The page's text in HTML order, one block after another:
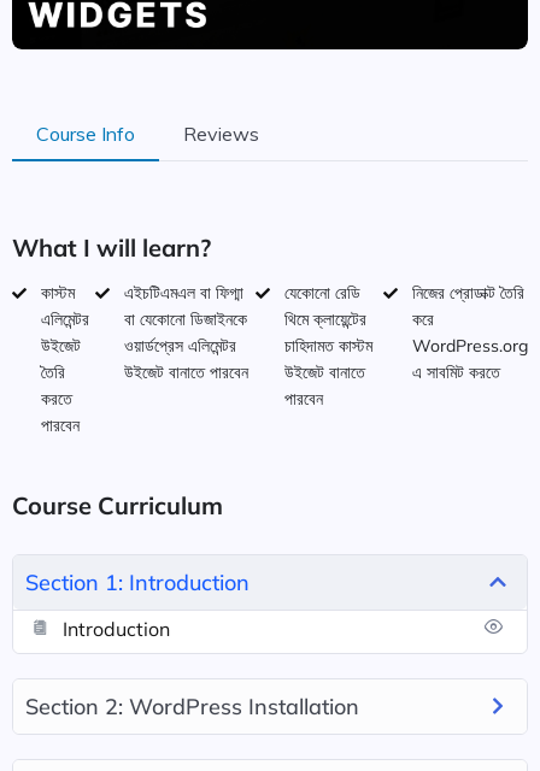
Course Info Reviews
What I will learn?
কাস্টম
এলিমেন্টর
উইজেট
তৈরি
করতে
পারবেন
এইচটিএমএল বা ফিগ্মা
বা যেকোনো ডিজাইনকে
ওয়ার্ডপ্রেস এলিমেন্টর
উইজেট বানাতে পারবেন
যেকোনো রেডি
থিমে ক্লায়েন্টের
চাহিদামত কাস্টম
উইজেট বানাতে
পারবেন
নিজের প্রোডাক্ট তৈরি
করে
WordPress.org
এ সাবমিট করতে
Course Curriculum
Section 1: Introduction
Introduction
Section 2: WordPress Installation